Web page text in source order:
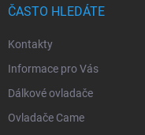
ČASTO HLEDÁTE
Kontakty
Informace pro Vás
Dálkové ovladače
Ovladače Came